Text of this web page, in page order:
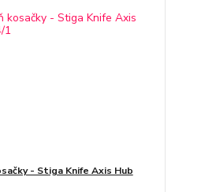
- Stiga Knife Axis Hub